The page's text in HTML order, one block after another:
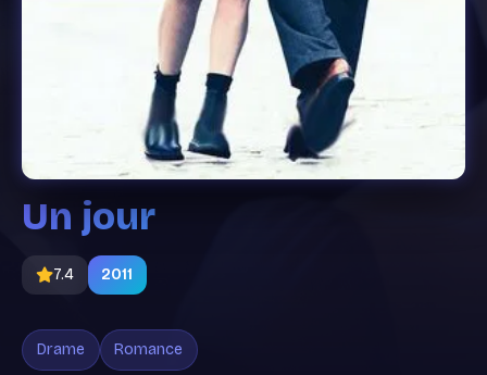
Un jour
7.4 2011
Drame Romance